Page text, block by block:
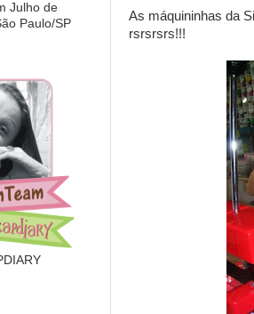
As máquininhas da
rsrsrsrs!!!
Julho de
Paulo/SP